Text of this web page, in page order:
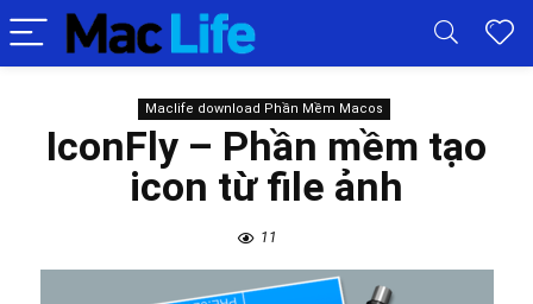
Maclife download Phần Mềm Macos
IconFly – Phần mềm tạo
icon từ file ảnh
11